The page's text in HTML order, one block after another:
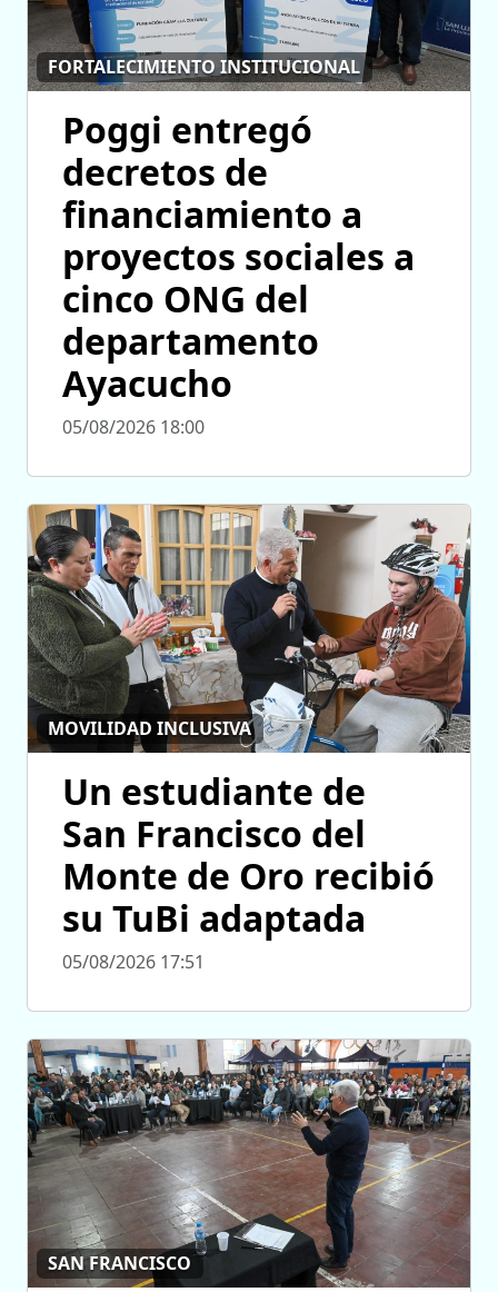
FORTALECIMIENTO INSTITUCIONAL
Poggi entregó
decretos de
financiamiento a
proyectos sociales a
cinco ONG del
departamento
Ayacucho
05/08/2026 18:00
MOVILIDAD INCLUSIVA
Un estudiante de
San Francisco del
Monte de Oro recibió
su TuBi adaptada
05/08/2026 17:51
SAN FRANCISCO